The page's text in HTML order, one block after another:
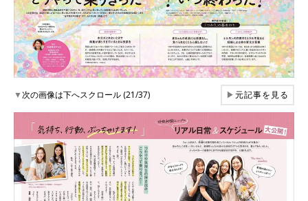
▼次の画像は下へスクロール (21/37) ▶元記事を見る